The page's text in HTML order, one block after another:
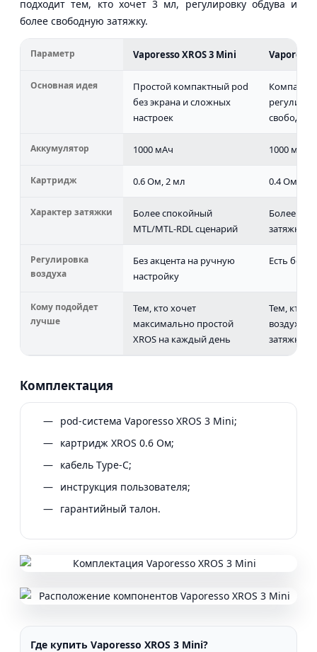
подходит тем, кто хочет 3 мл, регулировку обдува и
более свободную затяжку.
Параметр Vaporesso XROS 3 Mini
Основная идея
Простой компактный pod
без экрана и сложных
настроек
Аккумулятор 1000 мАч 1000 мАч
Картридж 0.6 Ом, 2 мл 0.4 Ом, 3
Характер затяжки
Более спокойный
MTL/MTL-RDL сценарий
Более
затяжка
Регулировка
воздуха
Без акцента на ручную
настройку
Есть
Кому подойдет
лучше
Тем, кто хочет
максимально простой
XROS на каждый день
Тем, кто
воздуха,
затяжке
Комплектация
pod-система Vaporesso XROS 3 Mini;
картридж XROS 0.6 Ом;
кабель Type-C;
инструкция пользователя;
гарантийный талон.
Где купить Vaporesso XROS 3 Mini?